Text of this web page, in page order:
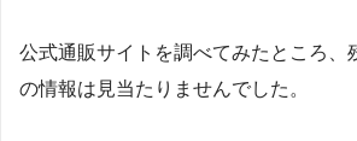
公式通販サイトを調べてみたところ、
の情報は見当たりませんでした。